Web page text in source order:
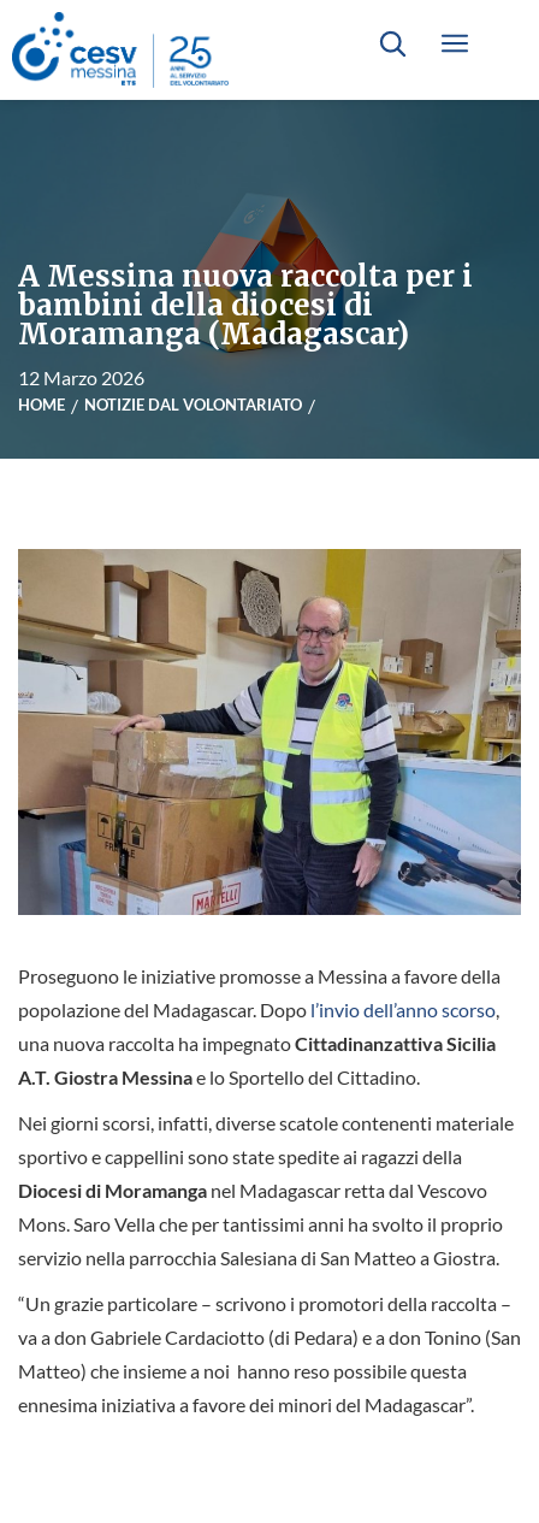
A Messina nuova raccolta per i
bambini della diocesi di
Moramanga (Madagascar)
12 Marzo 2026
HOME NOTIZIE DAL VOLONTARIATO
Proseguono le iniziative promosse a Messina a favore della
popolazione del Madagascar. Dopo l’invio dell’anno scorso,
una nuova raccolta ha impegnatoCittadinanzattiva Sicilia
A.T. Giostra Messinae lo Sportello del Cittadino.
Nei giorni scorsi, infatti, diverse scatole contenenti materiale
sportivo e cappellini sono state spedite ai ragazzi della
Diocesi di Moramanga nel Madagascar retta dal Vescovo
Mons. Saro Vella che per tantissimi anni ha svolto il proprio
servizio nella parrocchia Salesiana di San Matteo a Giostra.
“Un grazie particolare – scrivono i promotori della raccolta –
va a don Gabriele Cardaciotto (di Pedara) e a don Tonino (San
Matteo) che insieme a noi hanno reso possibile questa
ennesima iniziativa a favore dei minori del Madagascar”.